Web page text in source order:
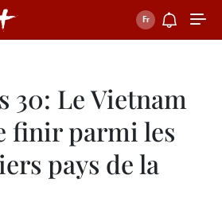
30: Le Vietnam
finir parmi les
pays de la